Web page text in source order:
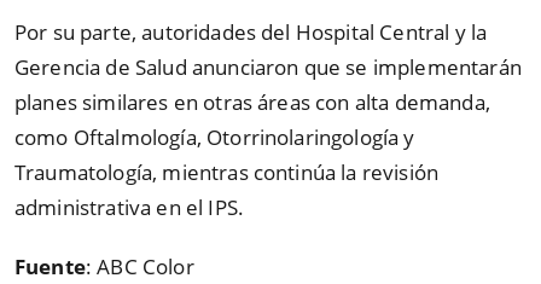
Por su parte, autoridades del Hospital Central y la
Gerencia de Salud anunciaron que se implementarán
planes similares en otras áreas con alta demanda,
como Oftalmología, Otorrinolaringología y
Traumatología, mientras continúa la revisión
administrativa en el IPS.
Fuente: ABC Color